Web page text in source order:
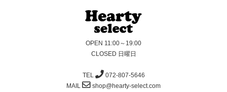
OPEN 11:00～19:00
CLOSED 日曜日
TEL
072-807-5646
MAIL
shop@hearty-select.com